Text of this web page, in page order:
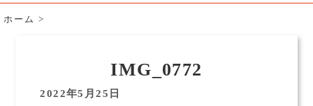
ホーム >
IMG_0772
2022年5月25日